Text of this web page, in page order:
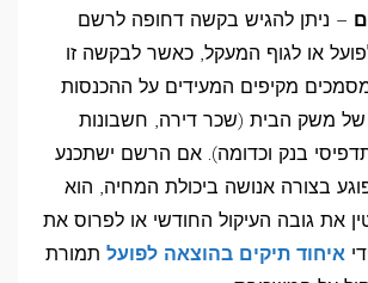
– ניתן להגיש בקשה דחופה לרשם
או לגוף המעקל, כאשר לבקשה זו
מקיפים המעידים על ההכנסות
של משק הבית (שכר דירה, חשבונות
בנק וכדומה). אם הרשם ישתכנע
בצורה אנושה ביכולת המחיה, הוא
את גובה העיקול החודשי או לפרוס את
איחוד תיקים בהוצאה לפועל תמורת